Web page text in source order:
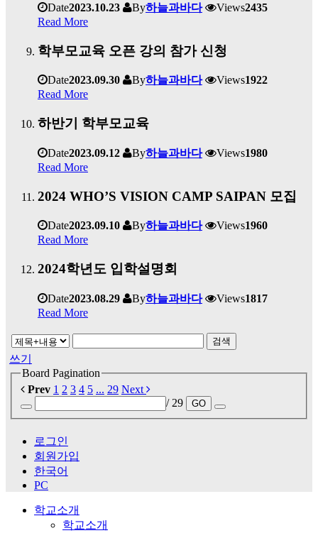
Date2023.10.23 By하늘과바다 Views2435
Read More
학부모교육 오픈 강의 참가 신청
Date2023.09.30 By하늘과바다 Views1922
Read More
하반기 학부모교육
Date2023.09.12 By하늘과바다 Views1980
Read More
2024 WHO’S VISION CAMP SAIPAN 모집
Date2023.09.10 By하늘과바다 Views1960
Read More
2024학년도 입학설명회
Date2023.08.29 By하늘과바다 Views1817
Read More
검색
쓰기
Board Pagination
Prev 1 2 3 4 5 ... 29 Next
/ 29
GO
로그인
회원가입
한국어
PC
학교소개
학교소개